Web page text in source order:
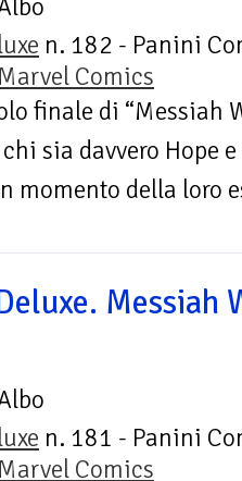
n. 182 - Panini
Comics
finale di “Messiah
sia davvero Hope
momento della loro
Messiah
n. 181 - Panini
Comics